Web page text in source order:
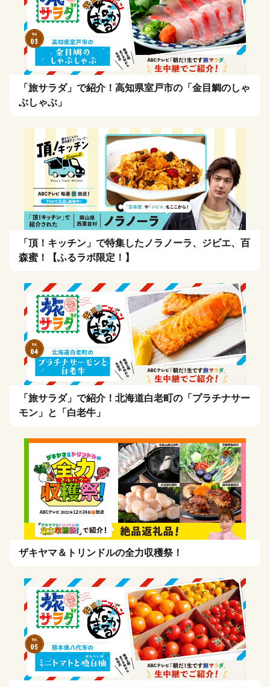
「旅サラダ」で紹介！高知県室戸市の「金目鯛のしゃ
ぶしゃぶ」
「頂！キッチン」で特集したノラノーラ、ジビエ、百
森蜜！【ふるラボ限定！】
「旅サラダ」で紹介！北海道白老町の「プラチナサー
モン」と「白老牛」
ザキヤマ＆トリンドルの全力収穫祭！